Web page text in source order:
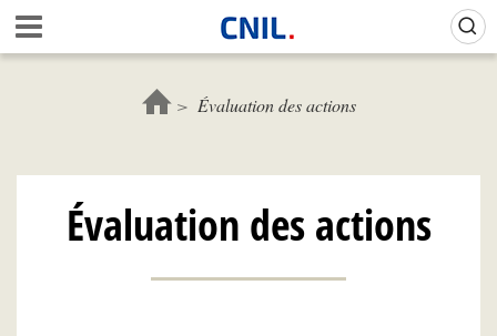
Aller
au
contenu
c
u
l
C
N
Évaluation des actions
Évaluation des actions
Gestion de vos préférences sur les cookies (témoins de connexion)